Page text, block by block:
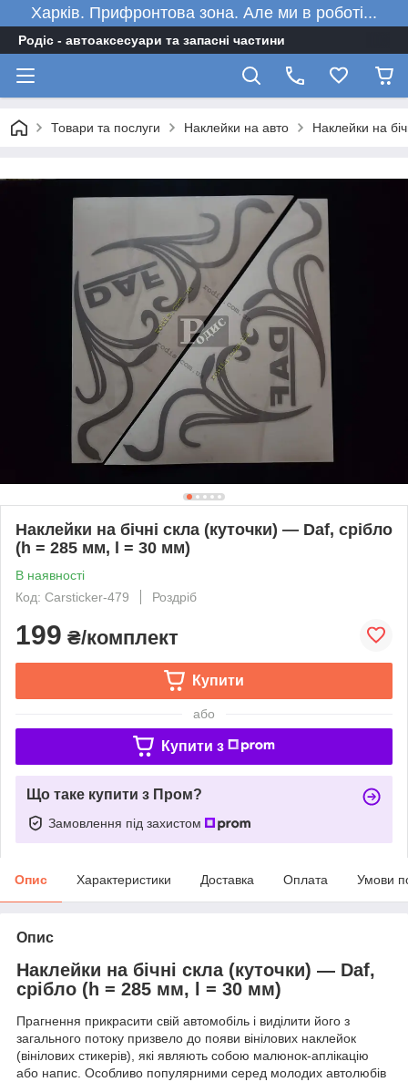
Харків. Прифронтова зона. Але ми в роботі...
Родіс - автоаксесуари та запасні частини
Товари та послуги Наклейки на авто Наклейки на
Наклейки на бічні скла (куточки) — Daf, срібло
(h = 285 мм, l = 30 мм)
В наявності
Код: Carsticker-479
Роздріб
199 ₴/комплект
Купити
або
Купити з
Що таке купити з Пром?
Замовлення під захистом
Опис Характеристики Доставка Оплата Умови
Опис
Наклейки на бічні скла (куточки) — Daf,
срібло (h = 285 мм, l = 30 мм)
Прагнення прикрасити свій автомобіль і виділити його з
загального потоку призвело до появи вінілових наклейок
(вінілових стикерів), які являють собою малюнок-аплікацію
або напис. Особливо популярними серед молодих автолюбів